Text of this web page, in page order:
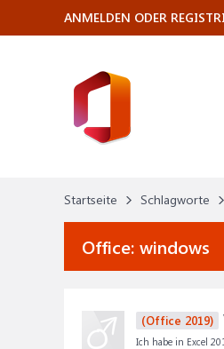
Startseite Schlagworte
Office: windows
(Office 2019)
Ich habe in Excel
ANMELDEN ODER